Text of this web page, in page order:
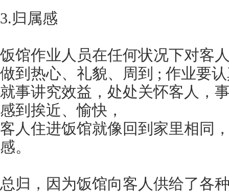
3.归属感
饭馆作业人员在任何状况下对客
做到热心、礼貌、周到 ; 作业要
就事讲究效益，处处关怀客人，
感到挨近、愉快，
客人住进饭馆就像回到家里相同
感。
总归，因为饭馆向客人供给了各